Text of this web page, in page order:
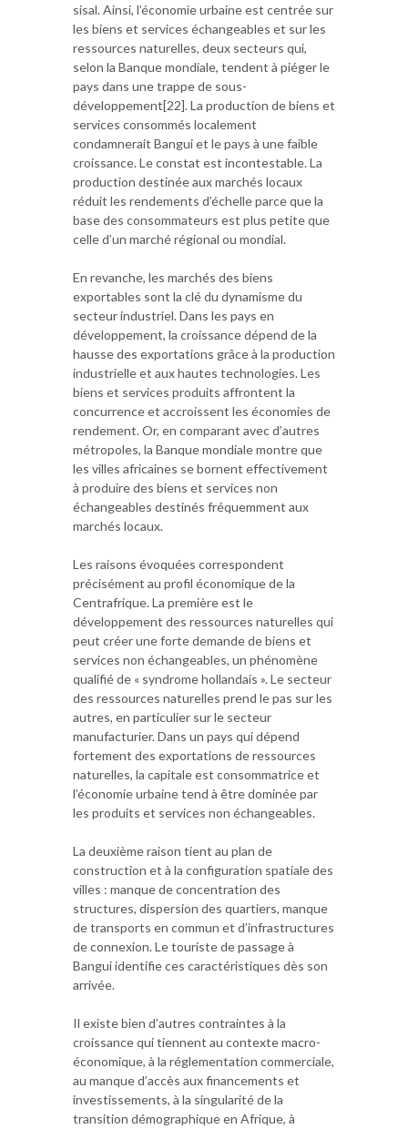
sisal. Ainsi, l’économie urbaine est centrée sur
les biens et services échangeables et sur les
ressources naturelles, deux secteurs qui,
selon la Banque mondiale, tendent à piéger le
pays dans une trappe de sous-
développement[22]. La production de biens et
services consommés localement
condamnerait Bangui et le pays à une faible
croissance. Le constat est incontestable. La
production destinée aux marchés locaux
réduit les rendements d’échelle parce que la
base des consommateurs est plus petite que
celle d’un marché régional ou mondial.
En revanche, les marchés des biens
exportables sont la clé du dynamisme du
secteur industriel. Dans les pays en
développement, la croissance dépend de la
hausse des exportations grâce à la production
industrielle et aux hautes technologies. Les
biens et services produits affrontent la
concurrence et accroissent les économies de
rendement. Or, en comparant avec d’autres
métropoles, la Banque mondiale montre que
les villes africaines se bornent effectivement
à produire des biens et services non
échangeables destinés fréquemment aux
marchés locaux.
Les raisons évoquées correspondent
précisément au profil économique de la
Centrafrique. La première est le
développement des ressources naturelles qui
peut créer une forte demande de biens et
services non échangeables, un phénomène
qualifié de « syndrome hollandais ». Le secteur
des ressources naturelles prend le pas sur les
autres, en particulier sur le secteur
manufacturier. Dans un pays qui dépend
fortement des exportations de ressources
naturelles, la capitale est consommatrice et
l’économie urbaine tend à être dominée par
les produits et services non échangeables.
La deuxième raison tient au plan de
construction et à la configuration spatiale des
villes : manque de concentration des
structures, dispersion des quartiers, manque
de transports en commun et d’infrastructures
de connexion. Le touriste de passage à
Bangui identifie ces caractéristiques dès son
arrivée.
Il existe bien d’autres contraintes à la
croissance qui tiennent au contexte macro-
économique, à la réglementation commerciale,
au manque d’accès aux financements et
investissements, à la singularité de la
transition démographique en Afrique, à